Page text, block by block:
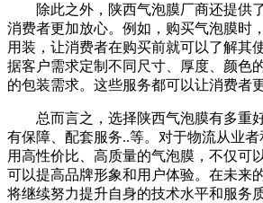
除此之外，陕西气泡膜厂商还提供
消费者更加放心。例如，购买气泡膜时
用装，让消费者在购买前就可以了解其
据客户需求定制不同尺寸、厚度、颜色
的包装需求。这些服务都可以让消费者
总而言之，选择陕西气泡膜有多重
有保障、配套服务..等。对于物流从业
用高性价比、高质量的气泡膜，不仅可
可以提高品牌形象和用户体验。在未来
将继续努力提升自身的技术水平和服务